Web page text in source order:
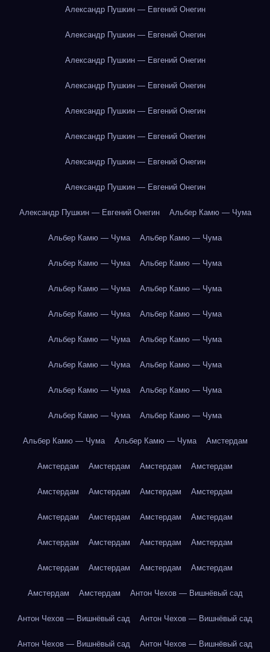
Александр Пушкин — Евгений Онегин
Александр Пушкин — Евгений Онегин
Александр Пушкин — Евгений Онегин
Александр Пушкин — Евгений Онегин
Александр Пушкин — Евгений Онегин
Александр Пушкин — Евгений Онегин
Александр Пушкин — Евгений Онегин
Александр Пушкин — Евгений Онегин
Александр Пушкин — Евгений Онегин Альбер Камю — Чума
Альбер Камю — Чума Альбер Камю — Чума
Альбер Камю — Чума Альбер Камю — Чума
Альбер Камю — Чума Альбер Камю — Чума
Альбер Камю — Чума Альбер Камю — Чума
Альбер Камю — Чума Альбер Камю — Чума
Альбер Камю — Чума Альбер Камю — Чума
Альбер Камю — Чума Альбер Камю — Чума
Альбер Камю — Чума Альбер Камю — Чума
Альбер Камю — Чума Альбер Камю — Чума Амстердам
Амстердам Амстердам Амстердам Амстердам
Амстердам Амстердам Амстердам Амстердам
Амстердам Амстердам Амстердам Амстердам
Амстердам Амстердам Амстердам Амстердам
Амстердам Амстердам Амстердам Амстердам
Амстердам Амстердам Антон Чехов — Вишнёвый сад
Антон Чехов — Вишнёвый сад Антон Чехов — Вишнёвый сад
Антон Чехов — Вишнёвый сад Антон Чехов — Вишнёвый сад